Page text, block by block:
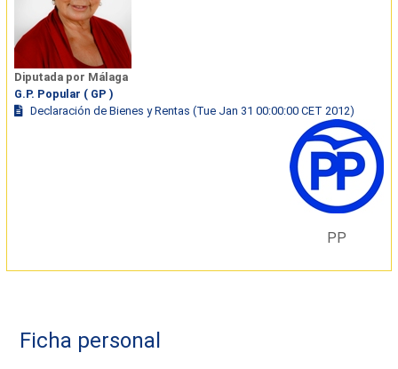
Diputada por Málaga
G.P. Popular ( GP )
Declaración de Bienes y Rentas (Tue Jan 31 00:00:00 CET 2012)
PP
Ficha personal